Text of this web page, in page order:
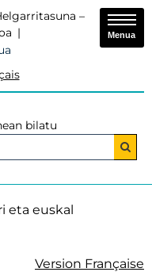
–
bilatu
Menua
eta euskal
Version Française